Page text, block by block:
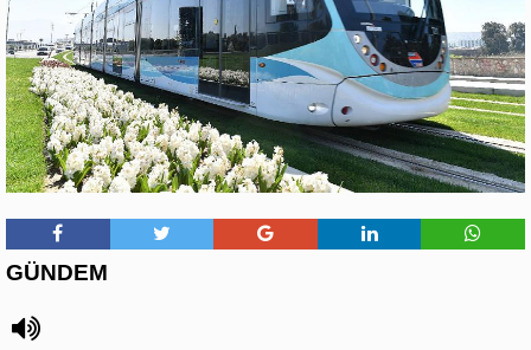
GÜNDEM